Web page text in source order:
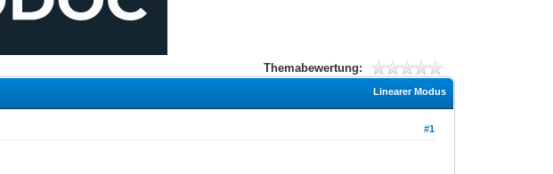
Themabewertung:
Linearer Modus
#1